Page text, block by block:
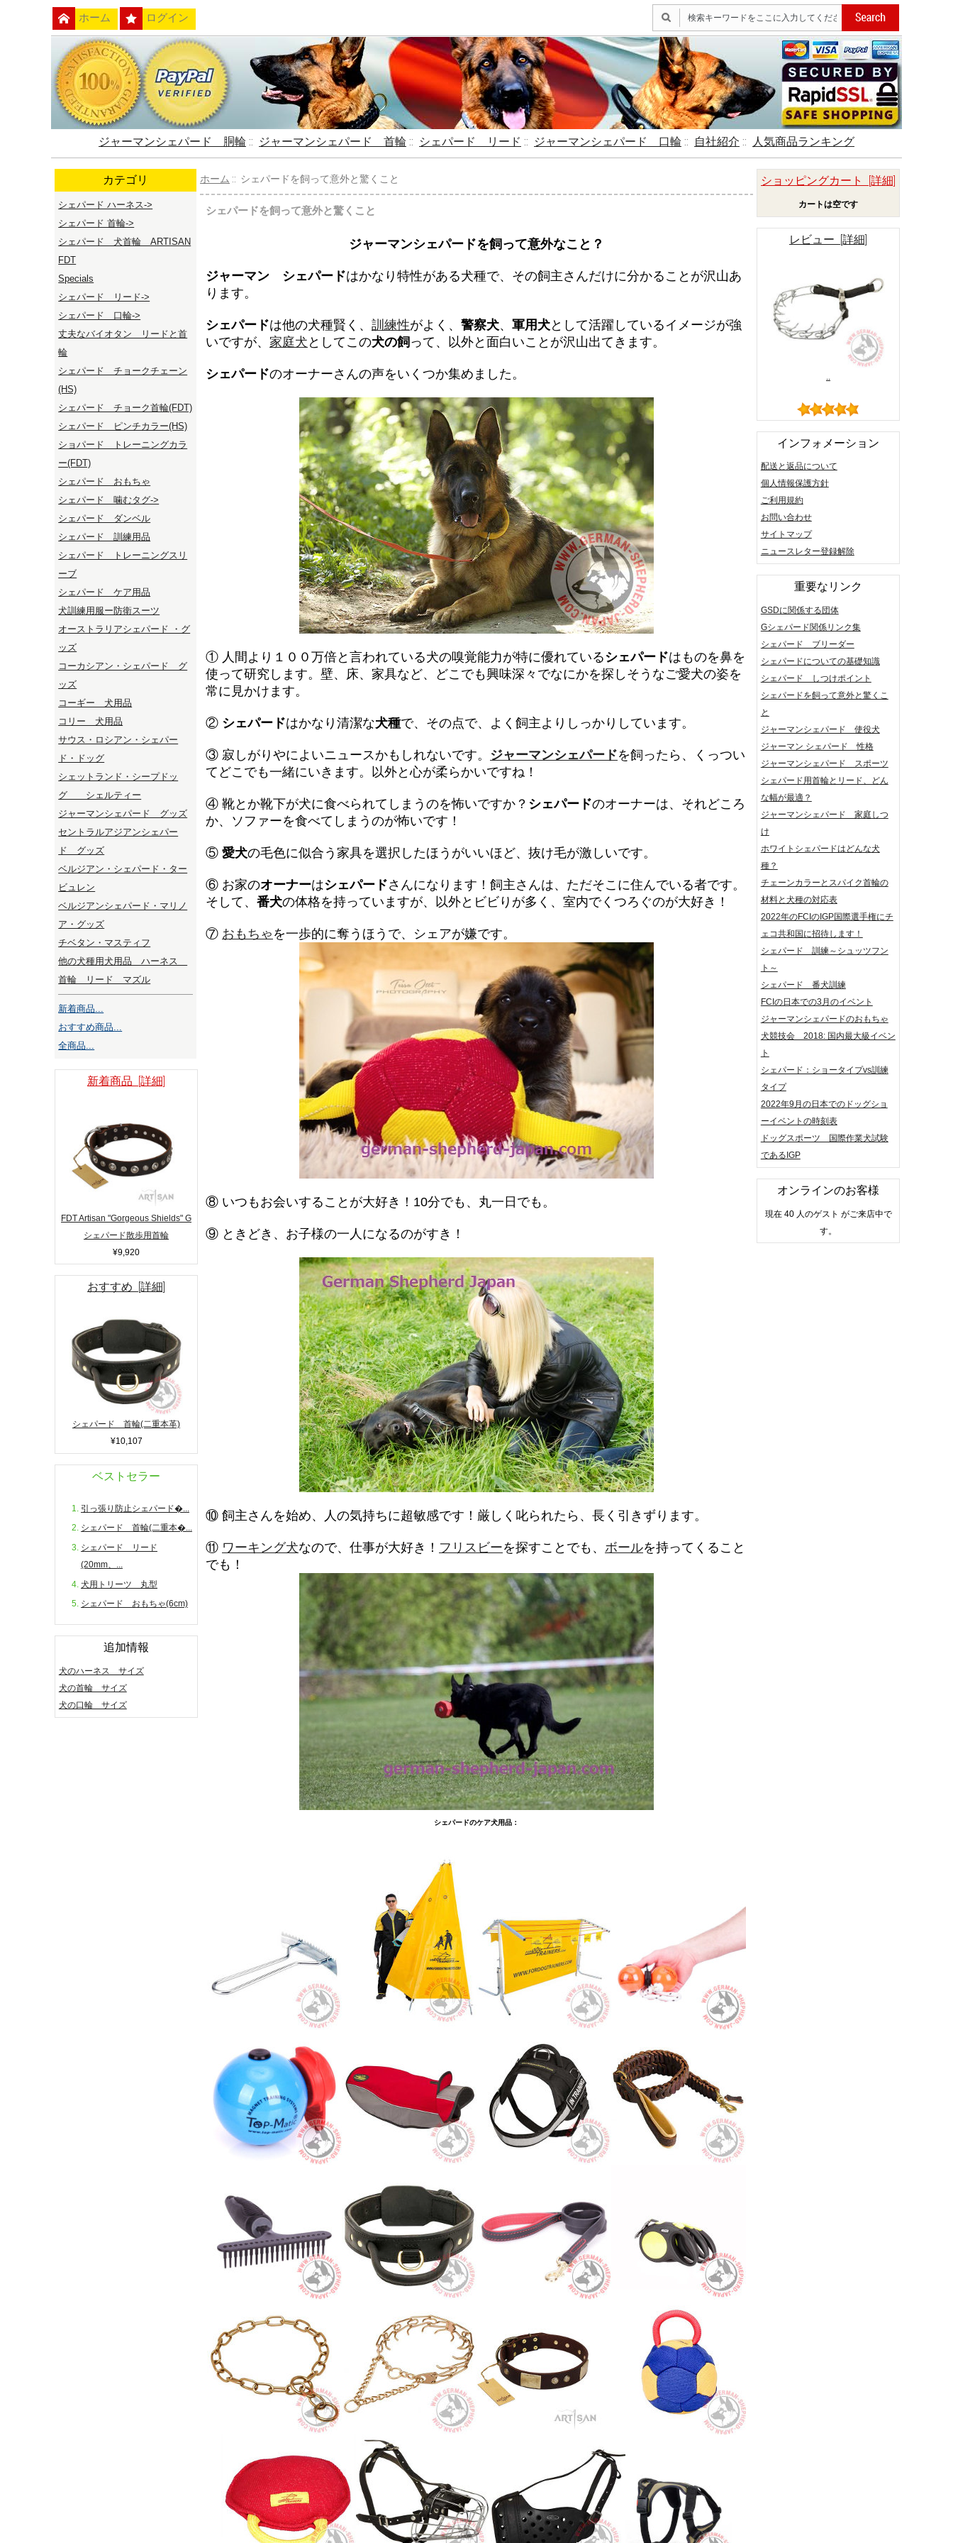
ホーム ログイン
ジャーマンシェパード 胴輪 :: ジャーマンシェパード 首輪 :: シェパード リード :: ジャーマンシェパード 口輪 :: 自社紹介 :: 人気商品ランキング
カテゴリ
シェパード ハーネス->
シェパード 首輪->
シェパード 犬首輪 ARTISAN
FDT
Specials
シェパード リード->
シェパード 口輪->
丈夫なバイオタン リードと首
輪
シェパード チョークチェーン
(HS)
シェパード チョーク首輪(FDT)
シェパード ピンチカラー(HS)
ショパード トレーニングカラ
ー(FDT)
シェパード おもちゃ
シェパード 噛むタグ->
シェパード ダンベル
シェパード 訓練用品
シェパード トレーニングスリ
ーブ
シェパード ケア用品
犬訓練用服ー防衛スーツ
オーストラリアシェパード ・グ
ッズ
コーカシアン・シェパード グ
ッズ
コーギー 犬用品
コリー 犬用品
サウス・ロシアン・シェパー
ド・ドッグ
シェットランド・シープドッ
グ シェルティー
ジャーマンシェパード グッズ
セントラルアジアンシェパー
ド グッズ
ベルジアン・シェパード・ター
ビュレン
ベルジアンシェパード・マリノ
ア・グッズ
チベタン・マスティフ
他の犬種用犬用品 ハーネス
首輪 リード マズル
新着商品...
おすすめ商品...
全商品...
新着商品 [詳細]
FDT Artisan "Gorgeous Shields" G
シェパード散歩用首輪
¥9,920
おすすめ [詳細]
シェパード 首輪(二重本革)
¥10,107
ベストセラー
引っ張り防止シェパード�...
シェパード 首輪(二重本�...
シェパード リード
(20mm、...
犬用トリーツ 丸型
シェパード おもちゃ(6cm)
追加情報
犬のハーネス サイズ
犬の首輪 サイズ
犬の口輪 サイズ
ホーム :: シェパードを飼って意外と驚くこと
シェパードを飼って意外と驚くこと
ジャーマンシェパードを飼って意外なこと？
ジャーマン シェパードはかなり特性がある犬種で、その飼主さんだけに分かることが沢山あ
ります。
シェパードは他の犬種賢く、 訓練性がよく、 警察犬、 軍用犬として活躍しているイメージが強
いですが、 家庭犬 としてこの犬の飼 って、以外と面白いことが沢山出てきます。
シェパードのオーナーさんの声をいくつか集めました。
① 人間より１００万倍と言われている犬の嗅覚能力が特に優れているシェパードはものを鼻を
使って研究します。壁、床、家具など、どこでも興味深々でなにかを探しそうなご愛犬の姿を
常に見かけます。
② シェパードはかなり清潔な犬種で、その点で、よく飼主よりしっかりしています。
③ 寂しがりやによいニュースかもしれないです。 ジャーマンシェパードを飼ったら、くっつい
てどこでも一緒にいきます。以外と心が柔らかいですね！
④ 靴とか靴下が犬に食べられてしまうのを怖いですか？ シェパードのオーナーは、それどころ
か、ソファーを食べてしまうのが怖いです！
⑤ 愛犬の毛色に似合う家具を選択したほうがいいほど、抜け毛が激しいです。
⑥ お家のオーナーはシェパードさんになります！飼主さんは、ただそこに住んでいる者です。
そして、 番犬の体格を持っていますが、以外とビビりが多く、室内でくつろぐのが大好き！
⑦ おもちゃ を一歩的に奪うほうで、シェアが嫌です。
⑧ いつもお会いすることが大好き！10分でも、丸一日でも。
⑨ ときどき、お子様の一人になるのがすき！
⑩ 飼主さんを始め、人の気持ちに超敏感です！厳しく叱られたら、長く引きずります。
⑪ ワーキング犬なので、仕事が大好き！ フリスビーを探すことでも、 ボールを持ってくること
でも！
シェパードのケア犬用品：
ショッピングカート [詳細]
カートは空です
レビュー [詳細]
インフォメーション
配送と返品について
個人情報保護方針
ご利用規約
お問い合わせ
サイトマップ
ニュースレター登録解除
重要なリンク
GSDに関係する団体
Gシェパード関係リンク集
シェパード ブリーダー
シェパードについての基礎知識
シェパード しつけポイント
シェパードを飼って意外と驚くこ
と
ジャーマンシェパード 使役犬
ジャーマン シェパード 性格
ジャーマンシェパード スポーツ
シェパード用首輪とリード、どん
な幅が最適？
ジャーマンシェパード 家庭しつ
け
ホワイトシェパードはどんな犬
種？
チェーンカラーとスパイク首輪の
材料と犬種の対応表
2022年のFCIのIGP国際選手権にチ
ェコ共和国に招待します！
シェパード 訓練～シュッツフン
ト～
シェパード 番犬訓練
FCIの日本での3月のイベント
ジャーマンシェパードのおもちゃ
犬競技会 2018: 国内最大級イベン
ト
シェパード：ショータイプvs訓練
タイプ
2022年9月の日本でのドッグショ
ーイベントの時刻表
ドッグスポーツ 国際作業犬試験
であるIGP
オンラインのお客様
現在 40 人のゲスト がご来店中で
す。